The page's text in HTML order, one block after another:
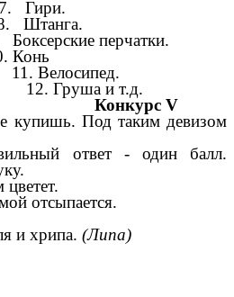
7. Гири.
Штанга.
перчатки.
Конь
11. Велосипед.
12. Груша и т.д.
V
купишь. Под таким девизом
ответ - один балл.
цветет.
отсыпается.
и хрипа. (Липа)